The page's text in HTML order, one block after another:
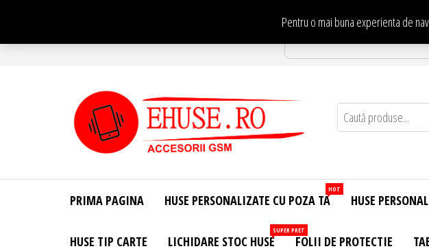
conținut
Pentru o mai buna experienta de
Te
Site Oficial .
Huse
Personalizate
Huse
Personalizate
Telefon –
PRIMA PAGINA HUSE PERSONALIZATE CU POZA TA
HOT
HUSE
HUSE TIP CARTE LICHIDARE STOC HUSE
SUPER PRET
FOLII DE PROTECTIE